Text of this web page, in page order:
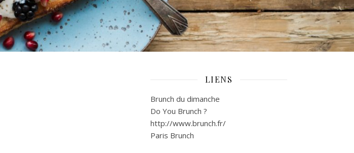
LIENS
Brunch du dimanche
Do You Brunch ?
http://www.brunch.fr/
Paris Brunch